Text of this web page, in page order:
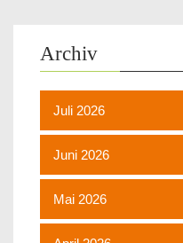
Archiv
Juli 2026
Juni 2026
Mai 2026